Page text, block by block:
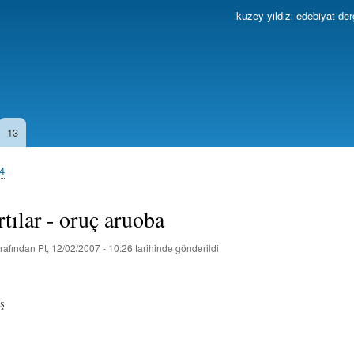
kuzey yıldızı edebiyat
13
- oruç aruoba
Pt, 12/02/2007 - 10:26 tarihinde gönderildi